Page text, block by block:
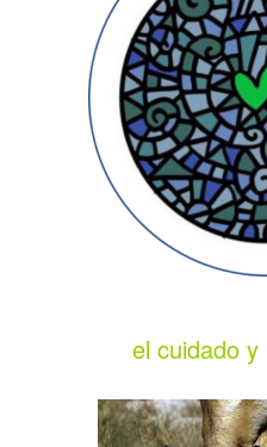
el cuidado